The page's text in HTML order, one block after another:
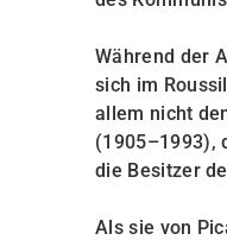
Während der
sich im
allem nicht
(1905–1993),
die Besitzer
Als sie von